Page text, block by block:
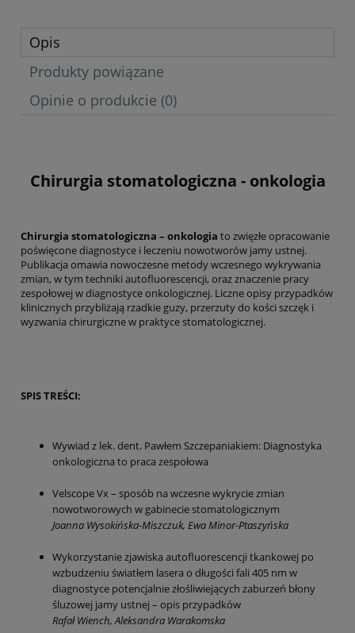
Opis
Produkty powiązane
Opinie o produkcie (0)
Chirurgia stomatologiczna - onkologia
Chirurgia stomatologiczna – onkologia to zwięzłe opracowanie
poświęcone diagnostyce i leczeniu nowotworów jamy ustnej.
Publikacja omawia nowoczesne metody wczesnego wykrywania
zmian, w tym techniki autofluorescencji, oraz znaczenie pracy
zespołowej w diagnostyce onkologicznej. Liczne opisy przypadków
klinicznych przybliżają rzadkie guzy, przerzuty do kości szczęk i
wyzwania chirurgiczne w praktyce stomatologicznej.
SPIS TREŚCI:
Wywiad z lek. dent. Pawłem Szczepaniakiem: Diagnostyka
onkologiczna to praca zespołowa
Velscope Vx – sposób na wczesne wykrycie zmian
nowotworowych w gabinecie stomatologicznym
Joanna Wysokińska-Miszczuk, Ewa Minor-Ptaszyńska
Wykorzystanie zjawiska autofluorescencji tkankowej po
wzbudzeniu światłem lasera o długości fali 405 nm w
diagnostyce potencjalnie złośliwiejących zaburzeń błony
śluzowej jamy ustnej – opis przypadków
Rafał Wiench, Aleksandra Warakomska